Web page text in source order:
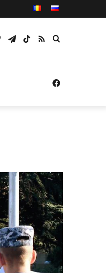
Caută
RSS
TikTok
Telegram
Twitter
Facebook